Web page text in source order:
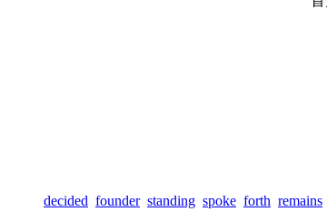
decided founder standing spoke forth remains